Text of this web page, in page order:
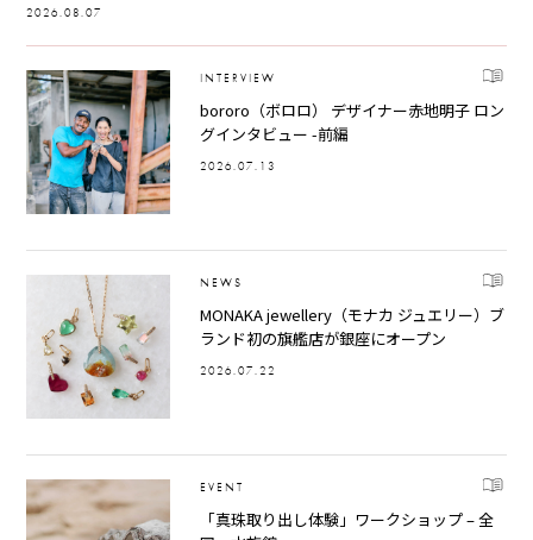
2026.08.07
INTERVIEW
bororo（ボロロ） デザイナー赤地明子 ロン
グインタビュー -前編
2026.07.13
NEWS
MONAKA jewellery（モナカ ジュエリー）ブ
ランド初の旗艦店が銀座にオープン
2026.07.22
EVENT
「真珠取り出し体験」ワークショップ – 全